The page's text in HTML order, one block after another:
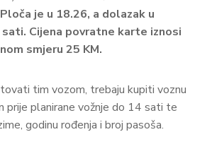
je u 18.26, a dolazak u
Cijena povratne karte iznosi
smjeru 25 KM.
tim vozom, trebaju kupiti voznu
prije planirane vožnje do 14 sati te
godinu rođenja i broj pasoša.